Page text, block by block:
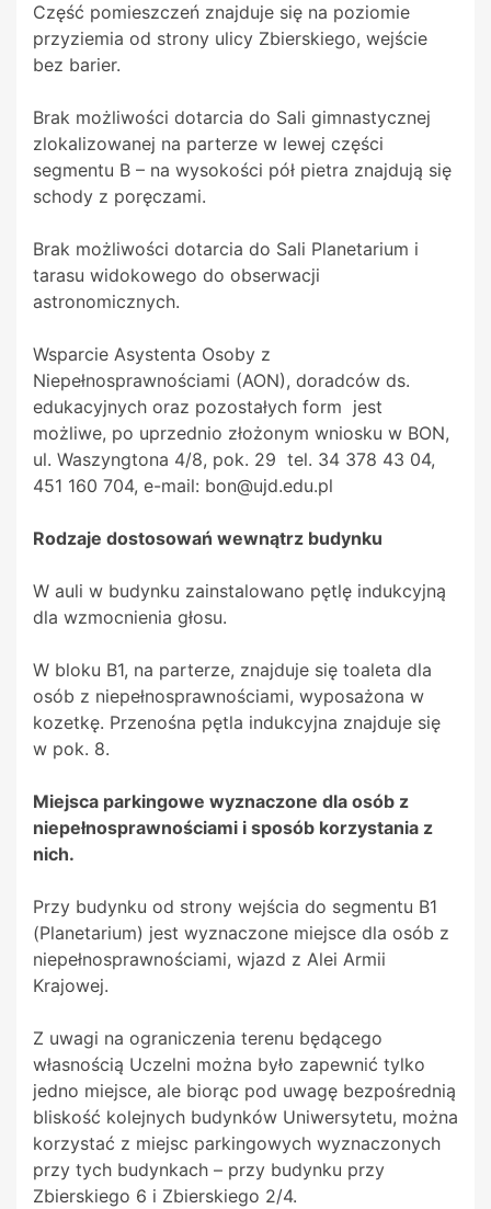
Część pomieszczeń znajduje się na poziomie
przyziemia od strony ulicy Zbierskiego, wejście
bez barier.
Brak możliwości dotarcia do Sali gimnastycznej
zlokalizowanej na parterze w lewej części
segmentu B – na wysokości pół pietra znajdują się
schody z poręczami.
Brak możliwości dotarcia do Sali Planetarium i
tarasu widokowego do obserwacji
astronomicznych.
Wsparcie Asystenta Osoby z
Niepełnosprawnościami (AON), doradców ds.
edukacyjnych oraz pozostałych form jest
możliwe, po uprzednio złożonym wniosku w BON,
ul. Waszyngtona 4/8, pok. 29 tel. 34 378 43 04,
451 160 704, e-mail: bon@ujd.edu.pl
Rodzaje dostosowań wewnątrz budynku
W auli w budynku zainstalowano pętlę indukcyjną
dla wzmocnienia głosu.
W bloku B1, na parterze, znajduje się toaleta dla
osób z niepełnosprawnościami, wyposażona w
kozetkę. Przenośna pętla indukcyjna znajduje się
w pok. 8.
Miejsca parkingowe wyznaczone dla osób z
niepełnosprawnościami i sposób korzystania z
nich.
Przy budynku od strony wejścia do segmentu B1
(Planetarium) jest wyznaczone miejsce dla osób z
niepełnosprawnościami, wjazd z Alei Armii
Krajowej.
Z uwagi na ograniczenia terenu będącego
własnością Uczelni można było zapewnić tylko
jedno miejsce, ale biorąc pod uwagę bezpośrednią
bliskość kolejnych budynków Uniwersytetu, można
korzystać z miejsc parkingowych wyznaczonych
przy tych budynkach – przy budynku przy
Zbierskiego 6 i Zbierskiego 2/4.